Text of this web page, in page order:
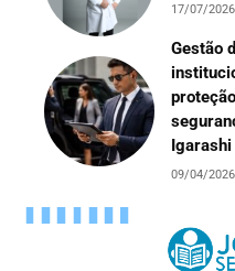
17/07/2026
Gestão
Igarashi
09/04/2026